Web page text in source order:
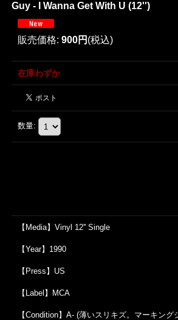
Guy - I Wanna Get With U (12'')
販売価格: 900円 (税込)
在庫わずか
数量:
【Media】Vinyl 12'' Single
【Year】1990
【Press】US
【Label】MCA
【Condition】A- (薄いスリキズ。マーキング